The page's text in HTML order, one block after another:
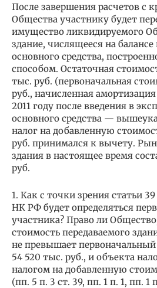
После завершения расчетов с
Общества участнику будет
имущество ликвидируемого
здание, числящееся на балансе
основного средства,
способом. Остаточная
тыс. руб. (первоначальная
руб., начисленная
2011 году после введения в
основного средства —
налог на добавленную
руб. принимался к вычету.
здания в настоящее время
руб.
1. Как с точки зрения статьи
НК РФ будет определяться
участника? Право ли
стоимость передаваемого
не превышает
54 520 тыс. руб., и объекта
налогом на добавленную
(пп. 5 п. 3 ст. 39, пп. 1 п. 1, пп. 1